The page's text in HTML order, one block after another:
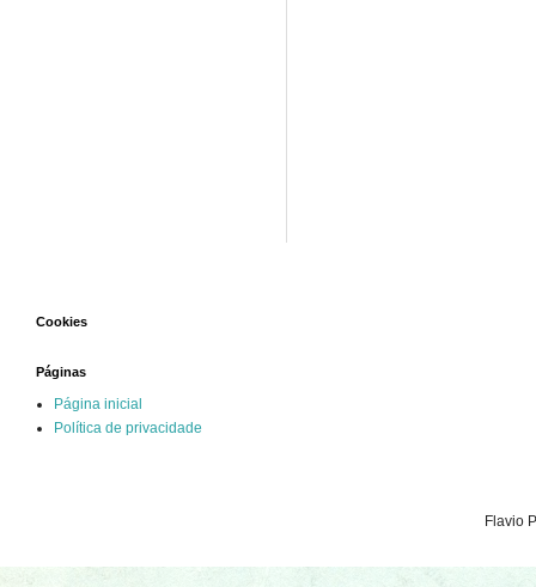
Cookies
Páginas
Página inicial
Política de privacidade
Flavio